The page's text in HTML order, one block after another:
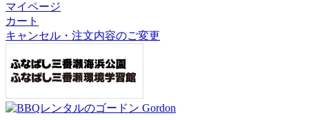
マイページ
カート
キャンセル・注文内容のご変更